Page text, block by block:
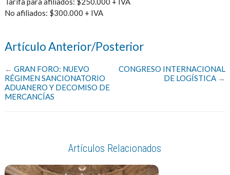
No afiliados: $300.000 + IVA
Artículo Anterior/Posterior
← GRAN FORO: NUEVO
RÉGIMEN SANCIONATORIO
ADUANERO Y DECOMISO DE
MERCANCÍAS
CONGRESO INTERNACIONAL
DE LOGÍSTICA →
Artículos Relacionados